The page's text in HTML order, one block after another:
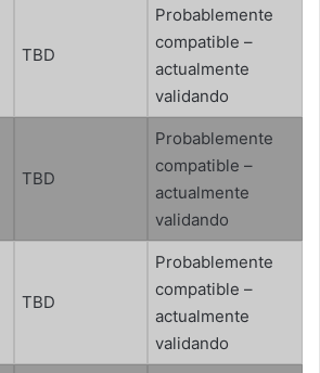
TBD
Probablemente
compatible –
actualmente
validando
TBD
Probablemente
compatible –
actualmente
validando
TBD
Probablemente
compatible –
actualmente
validando